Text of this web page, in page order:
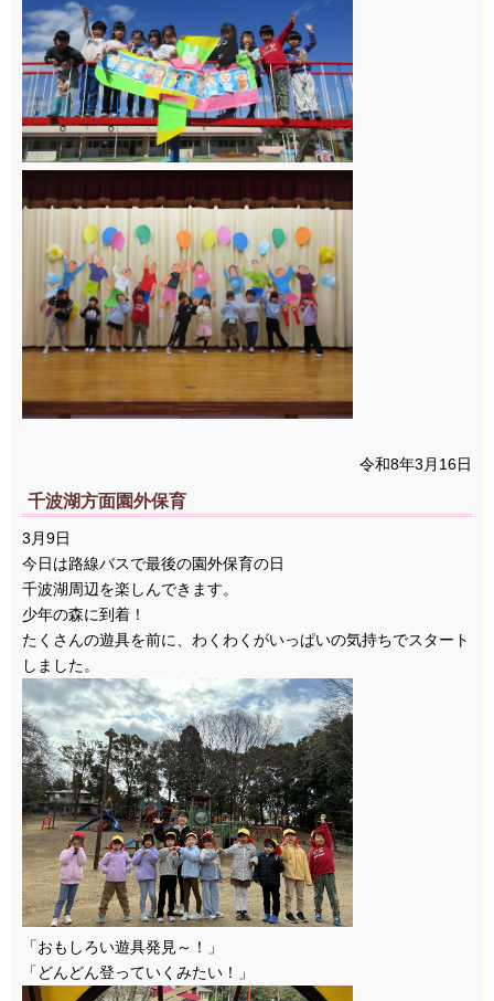
令和8年3月16日
千波湖方面園外保育
3月9日
今日は路線バスで最後の園外保育の日
千波湖周辺を楽しんできます。
少年の森に到着！
たくさんの遊具を前に、わくわくがいっぱいの気持ちでスタート
しました。
「おもしろい遊具発見～！」
「どんどん登っていくみたい！」